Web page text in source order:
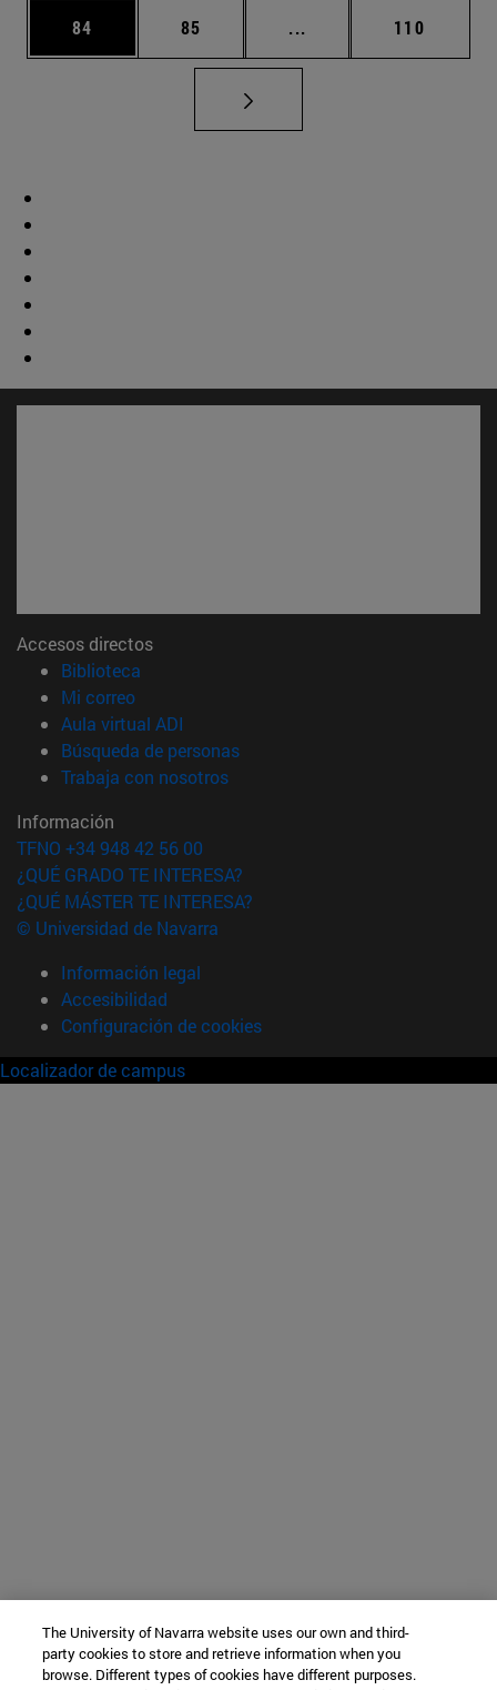
Página
84 Página
85 ... Páginas intermedias
Página
110
Accesos directos
Biblioteca
Mi correo(abre en nueva ventana)
Aula virtual ADI
Búsqueda de personas(abre en nueva ventana)
Trabaja con nosotros(abre en nueva ventana)
Información
TFNO +34 948 42 56 00
¿QUÉ GRADO TE INTERESA?
¿QUÉ MÁSTER TE INTERESA?
© Universidad de Navarra
Información legal
Accesibilidad
Configuración de cookies
Localizador de campus
The University of Navarra website uses our own and third-
party cookies to store and retrieve information when you
browse. Different types of cookies have different purposes.